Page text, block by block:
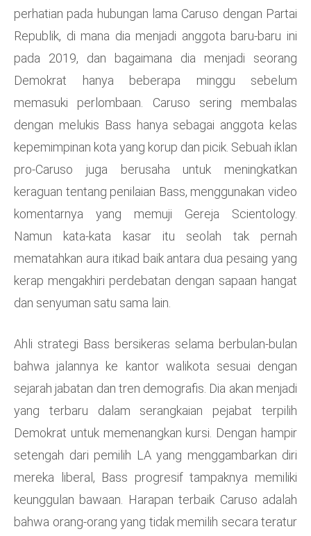
perhatian pada hubungan lama Caruso dengan Partai
Republik, di mana dia menjadi anggota baru-baru ini
pada 2019, dan bagaimana dia menjadi seorang
Demokrat hanya beberapa minggu sebelum
memasuki perlombaan. Caruso sering membalas
dengan melukis Bass hanya sebagai anggota kelas
kepemimpinan kota yang korup dan picik. Sebuah iklan
pro-Caruso juga berusaha untuk meningkatkan
keraguan tentang penilaian Bass, menggunakan video
komentarnya yang memuji Gereja Scientology.
Namun kata-kata kasar itu seolah tak pernah
mematahkan aura itikad baik antara dua pesaing yang
kerap mengakhiri perdebatan dengan sapaan hangat
dan senyuman satu sama lain.
Ahli strategi Bass bersikeras selama berbulan-bulan
bahwa jalannya ke kantor walikota sesuai dengan
sejarah jabatan dan tren demografis. Dia akan menjadi
yang terbaru dalam serangkaian pejabat terpilih
Demokrat untuk memenangkan kursi. Dengan hampir
setengah dari pemilih LA yang menggambarkan diri
mereka liberal, Bass progresif tampaknya memiliki
keunggulan bawaan. Harapan terbaik Caruso adalah
bahwa orang-orang yang tidak memilih secara teratur